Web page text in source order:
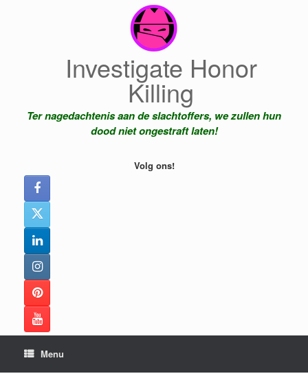
Investigate Honor
Killing
Ter nagedachtenis aan de slachtoffers, we zullen hun
dood niet ongestraft laten!
Volg ons!
Menu